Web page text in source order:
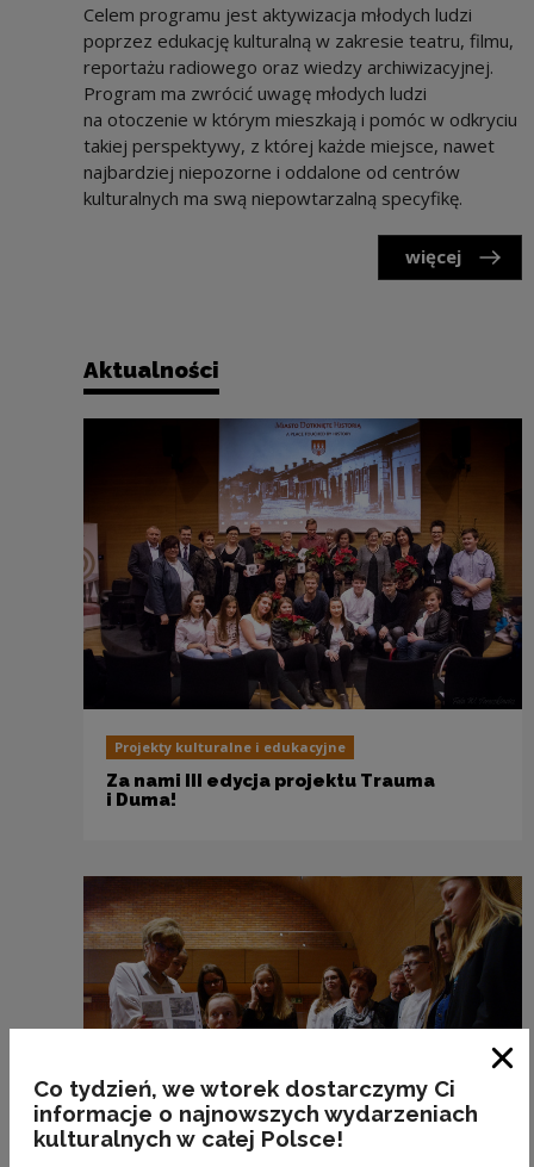
Celem programu jest aktywizacja młodych ludzi
poprzez edukację kulturalną w zakresie teatru, filmu,
reportażu radiowego oraz wiedzy archiwizacyjnej.
Program ma zwrócić uwagę młodych ludzi
na otoczenie w którym mieszkają i pomóc w odkryciu
takiej perspektywy, z której każde miejsce, nawet
najbardziej niepozorne i oddalone od centrów
kulturalnych ma swą niepowtarzalną specyfikę.
więcej
Aktualności
Projekty kulturalne i edukacyjne
Za nami III edycja projektu Trauma
i Duma!
Co tydzień, we wtorek dostarczymy Ci
informacje o najnowszych wydarzeniach
kulturalnych w całej Polsce!